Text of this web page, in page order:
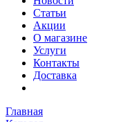
Статьи
Акции
О магазине
Услуги
Контакты
Доставка
Главная